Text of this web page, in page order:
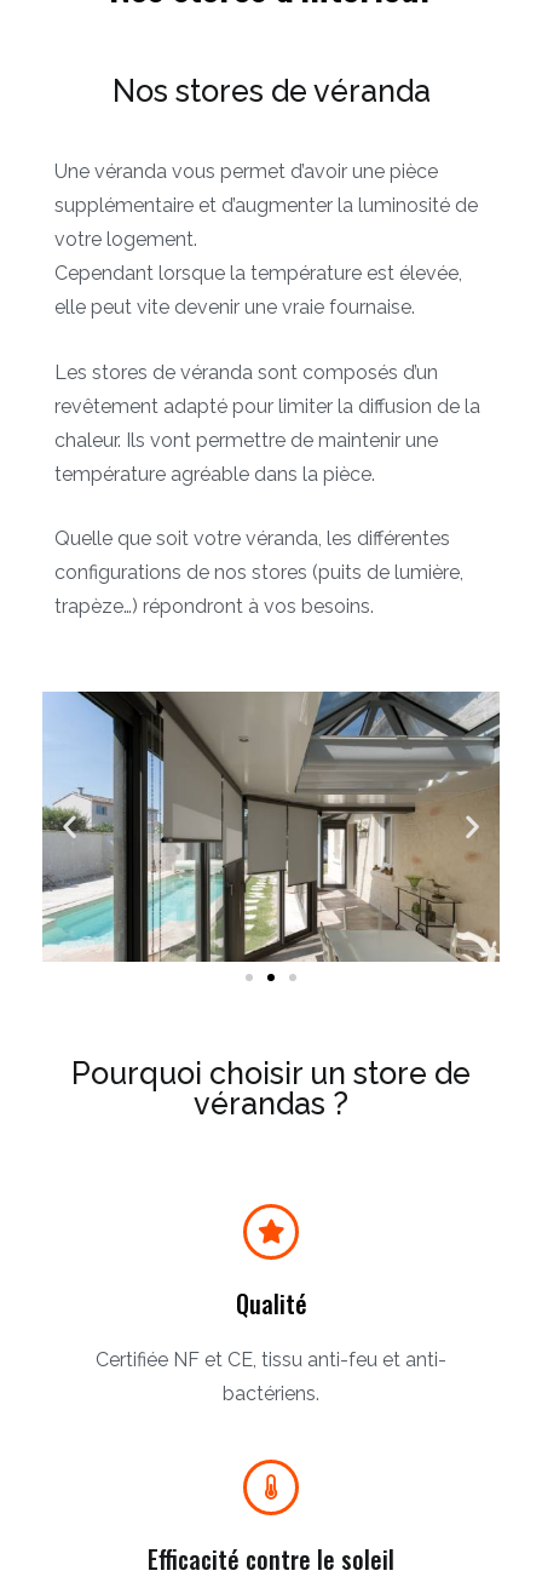
Nos stores de véranda
Une véranda vous permet d’avoir une pièce
supplémentaire et d’augmenter la luminosité de
votre logement.
Cependant lorsque la température est élevée,
elle peut vite devenir une vraie fournaise.
Les stores de véranda sont composés d’un
revêtement adapté pour limiter la diffusion de la
chaleur. Ils vont permettre de maintenir une
température agréable dans la pièce.
Quelle que soit votre véranda, les différentes
configurations de nos stores (puits de lumière,
trapèze…) répondront à vos besoins.
Pourquoi choisir un store de
vérandas ?
Qualité
Certifiée NF et CE, tissu anti-feu et anti-
bactériens.
Efficacité contre le soleil